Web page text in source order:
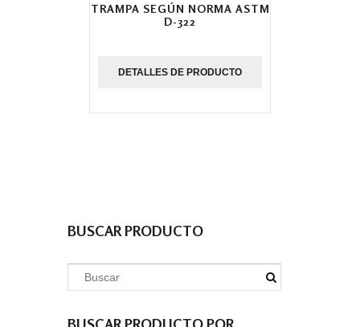
TRAMPA SEGÚN NORMA ASTM
D-322
DETALLES DE PRODUCTO
BUSCAR PRODUCTO